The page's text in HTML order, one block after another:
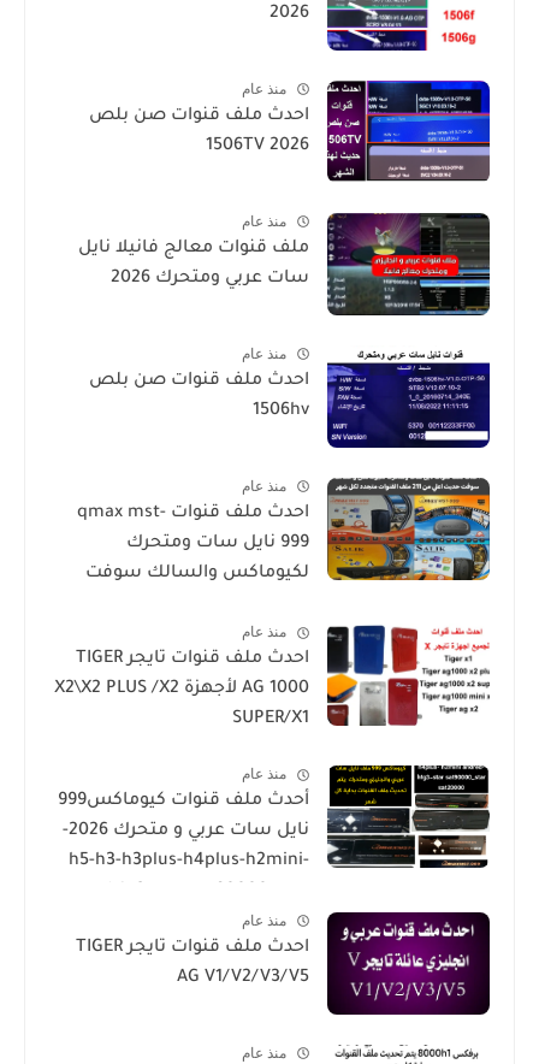
2026
منذ عام
احدث ملف قنوات صن بلص
1506TV 2026
منذ عام
ملف قنوات معالج فانيلا نايل
سات عربي ومتحرك 2026
منذ عام
احدث ملف قنوات صن بلص
1506hv
منذ عام
احدث ملف قنوات qmax mst-
999 نايل سات ومتحرك
لكيوماكس والسالك سوفت
Mini 2 USB-SALIK H3 Mini-Salik
H2 Plus
منذ عام
احدث ملف قنوات تايجر TIGER
AG 1000 لأجهزة X2\X2 PLUS /X2
SUPER/X1
منذ عام
أحدث ملف قنوات كيوماكس999
نايل سات عربي و متحرك 2026-
h5-h3-h3plus-h4plus-h2mini-
sat20000
منذ عام
احدث ملف قنوات تايجر TIGER
AG V1/V2/V3/V5
منذ عام